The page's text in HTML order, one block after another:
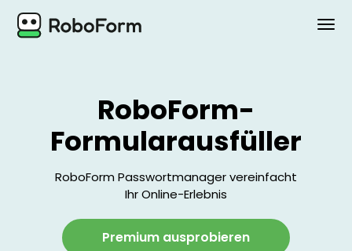
SICHERHEIT
HERUNTERLADEN
RoboForm-
Formularausfüller
RoboForm Passwortmanager vereinfacht
Ihr Online-Erlebnis
Premium ausprobieren